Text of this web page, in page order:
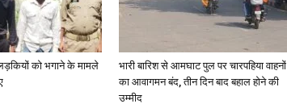
लड़कियों को भगाने के मामले
भारी बारिश से आमघाट पुल पर चारपहिया वाहनों
का आवागमन बंद, तीन दिन बाद बहाल होने की
उम्मीद